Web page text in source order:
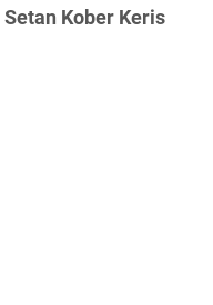
Kober Keris